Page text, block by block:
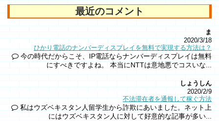
最近のコメント
ま
2020/3/18
ひかり電話のナンバーディスプレイを無料で実現する方法は？
今の時代だからこそ、IP電話ならナンバーディスプレイは無料
にすべきですよね。 本当にNTTは意地悪でコスいな...
しょうしん
2020/2/9
不法滞在者を通報して稼ぐ方法
私はウズベキスタン人留学生から詐欺にあいました。ネット上
にはウズベキスタン人に対して好意的な記事が多い...